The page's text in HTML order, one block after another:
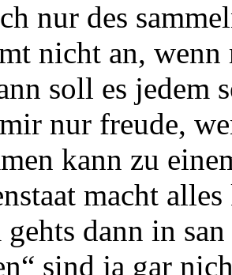
nur des
nicht an, wenn
soll es jedem
nur freude,
kann zu
macht
dann in
sind ja gar